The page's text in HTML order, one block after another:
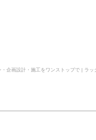
企画設計・施工をワンストップで | ラ